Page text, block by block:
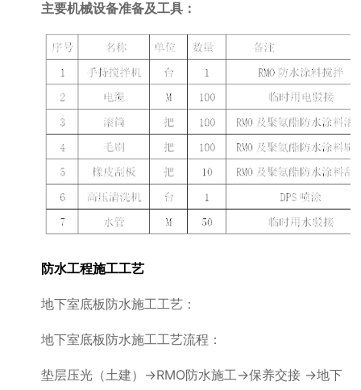
主要机械设备准备及工具：
防水工程施工工艺
地下室底板防水施工工艺：
地下室底板防水施工工艺流程：
垫层压光（土建）→RMO防水施工→保养交接 →地下